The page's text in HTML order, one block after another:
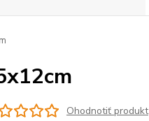
Ohodnotiť produkt